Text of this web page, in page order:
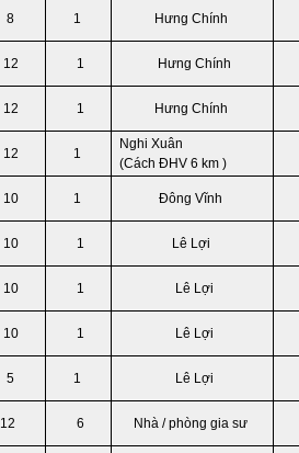
8 1 Hưng Chính
12 1 Hưng Chính
12 1 Hưng Chính
12 1
Nghi Xuân
(Cách ĐHV 6 km )
10 1 Đông Vĩnh
10 1 Lê Lợi
10 1 Lê Lợi
10 1 Lê Lợi
5 1 Lê Lợi
12 6 Nhà / phòng gia sư